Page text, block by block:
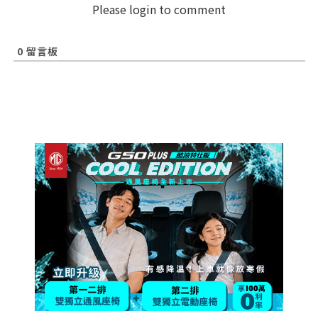
Please login to comment
0 留言板